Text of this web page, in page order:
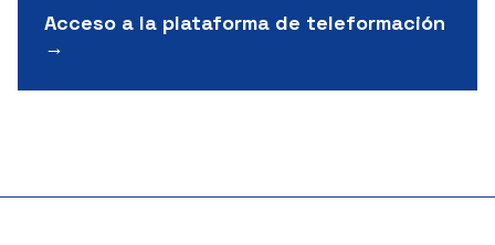
Acceso a la plataforma de teleformación
→